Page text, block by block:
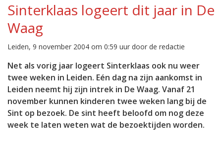
Sinterklaas logeert dit jaar in De
Waag
Leiden, 9 november 2004 om 0:59 uur door de redactie
Net als vorig jaar logeert Sinterklaas ook nu weer
twee weken in Leiden. Eén dag na zijn aankomst in
Leiden neemt hij zijn intrek in De Waag. Vanaf 21
november kunnen kinderen twee weken lang bij de
Sint op bezoek. De sint heeft beloofd om nog deze
week te laten weten wat de bezoektijden worden.